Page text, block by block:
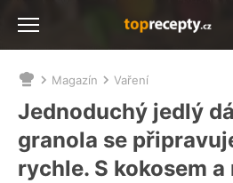
Nacházíte
se
zde:
Magazín Vaření
Jednoduchý jedlý
granola se
rychle. S kokosem a